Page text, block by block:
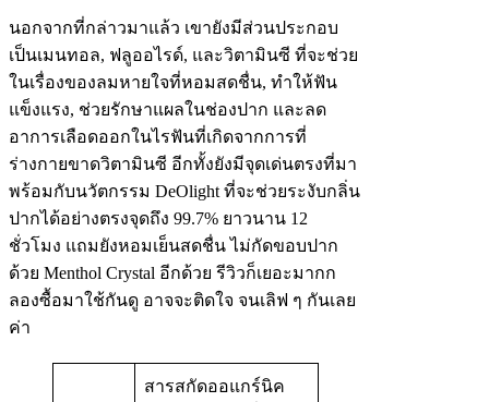
นอกจากที่กล่าวมาแล้ว เขายังมีส่วนประกอบ
เป็นเมนทอล, ฟลูออไรด์, และวิตามินซี ที่จะช่วย
ในเรื่องของลมหายใจที่หอมสดชื่น, ทำให้ฟัน
แข็งแรง, ช่วยรักษาแผลในช่องปาก และลด
อาการเลือดออกในไรฟันที่เกิดจากการที่
ร่างกายขาดวิตามินซี อีกทั้งยังมีจุดเด่นตรงที่มา
พร้อมกับนวัตกรรม DeOlight ที่จะช่วยระงับกลิ่น
ปากได้อย่างตรงจุดถึง 99.7% ยาวนาน 12
ชั่วโมง แถมยังหอมเย็นสดชื่น ไม่กัดขอบปาก
ด้วย Menthol Crystal อีกด้วย รีวิวก็เยอะมากก
ลองซื้อมาใช้กันดู อาจจะติดใจ จนเลิฟ ๆ กันเลย
ค่า
สารสกัดออแกร์นิค